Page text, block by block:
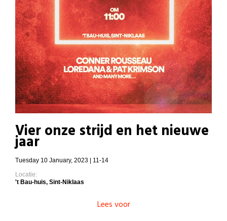
Vier onze strijd en het nieuwe
jaar
Tuesday 10 January, 2023 | 11-14
Locatie:
't Bau-huis, Sint-Niklaas
Lees voor